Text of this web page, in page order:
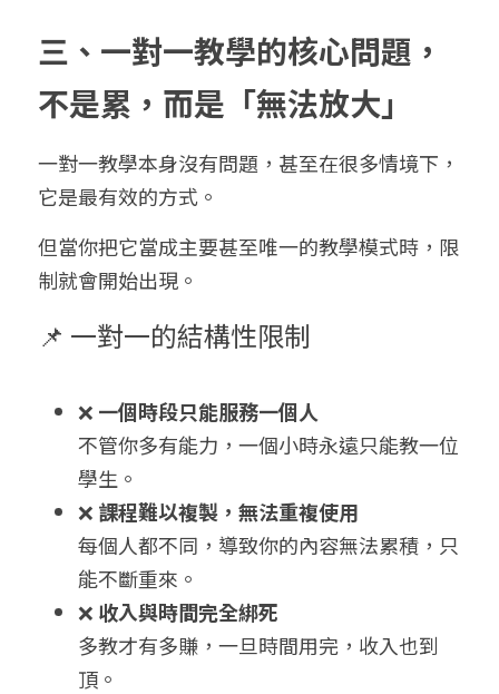
三、一對一教學的核心問題，
不是累，而是「無法放大」
一對一教學本身沒有問題，甚至在很多情境下，
它是最有效的方式。
但當你把它當成主要甚至唯一的教學模式時，限
制就會開始出現。
📌 一對一的結構性限制
❌ 一個時段只能服務一個人
不管你多有能力，一個小時永遠只能教一位
學生。
❌ 課程難以複製，無法重複使用
每個人都不同，導致你的內容無法累積，只
能不斷重來。
❌ 收入與時間完全綁死
多教才有多賺，一旦時間用完，收入也到
頂。